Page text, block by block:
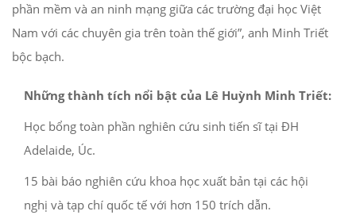
phần mềm và an ninh mạng giữa các trường đại học Việt
Nam với các chuyên gia trên toàn thế giới”, anh Minh Triết
bộc bạch.
Những thành tích nổi bật của Lê Huỳnh Minh Triết:
Học bổng toàn phần nghiên cứu sinh tiến sĩ tại ĐH
Adelaide, Úc.
15 bài báo nghiên cứu khoa học xuất bản tại các hội
nghị và tạp chí quốc tế với hơn 150 trích dẫn.